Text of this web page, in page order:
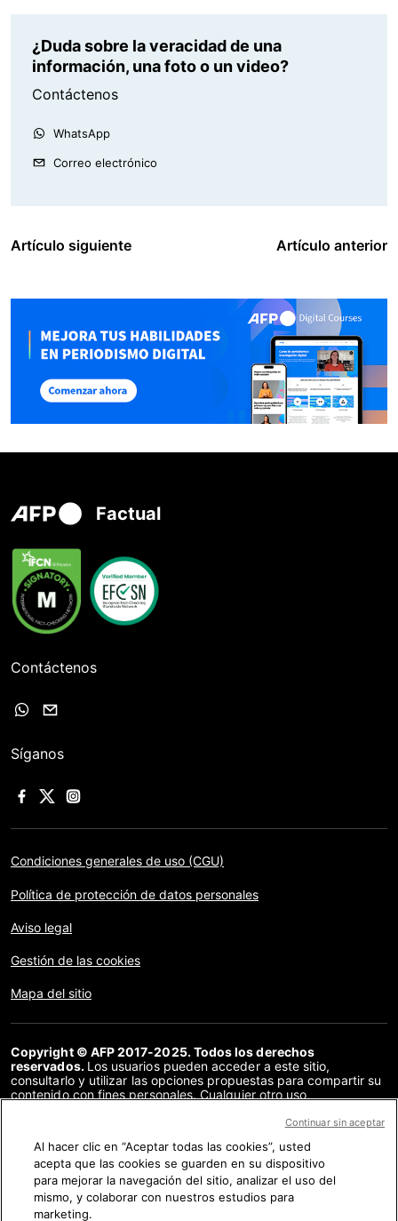
¿Duda sobre la veracidad de una
información, una foto o un video?
Contáctenos
WhatsApp
Correo electrónico
Artículo siguiente Artículo anterior
Factual
Contáctenos
Síganos
Condiciones generales de uso (CGU)
Política de protección de datos personales
Aviso legal
Gestión de las cookies
Mapa del sitio
Copyright © AFP 2017-2025. Todos los derechos
reservados. Los usuarios pueden acceder a este sitio,
consultarlo y utilizar las opciones propuestas para compartir su
contenido con fines personales. Cualquier otro uso,
distribución del contenido de este sitio, en su totalidad o en
acuerdo específico firmado con la AFP, está estrictamente
prohibido. Los elementos analizados en cada verificación se
presentan o se enlazan en tanto en cuanto son necesarios para
la correcta comprensión de la verificación en cuestión. La AFP
no cuenta con derechos sobre los autores ni sobre los
Al hacer clic en “Aceptar todas las cookies”, usted
acepta que las cookies se guarden en su dispositivo
para mejorar la navegación del sitio, analizar el uso del
mismo, y colaborar con nuestros estudios para
marketing.
Continuar sin aceptar